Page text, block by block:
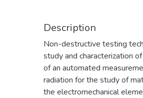
Description
Non-destructive testing
study and characterization
of an automated
radiation for the study of
the electromechanical